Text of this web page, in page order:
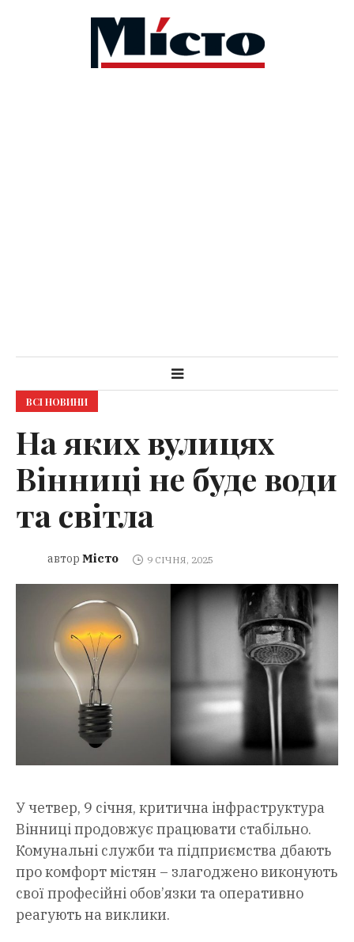
ВСІ НОВИНИ
На яких вулицях
Вінниці не буде води
та світла
автор Місто 9 СІЧНЯ, 2025
У четвер, 9 січня, критична інфраструктура
Вінниці продовжує працювати стабільно.
Комунальні служби та підприємства дбають
про комфорт містян – злагоджено виконують
свої професійні обов’язки та оперативно
реагують на виклики.